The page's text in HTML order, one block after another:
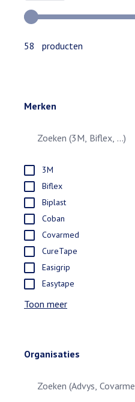
Gebruik de pijltjestoetsen
58 producten
Merken
3M
Biflex
Biplast
Coban
Covarmed
CureTape
Easigrip
Easytape
Toon meer
Organisaties